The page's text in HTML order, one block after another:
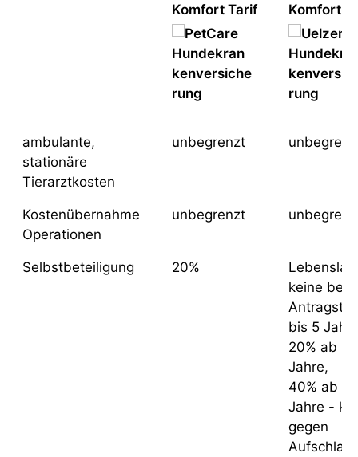
Komfort Tarif
Komfort
Leistungen
PetCare
Komfort Tarif
Uelzener
Komfort
ambulante,
stationäre
Tierarztkosten
unbegrenzt
Kostenübernahme
Operationen
unbegrenzt
Selbstbeteiligung 20%
keine bei
bis 5
20% ab 5
Jahre,
40% ab 8
Jahre -
gegen
Aufschlag